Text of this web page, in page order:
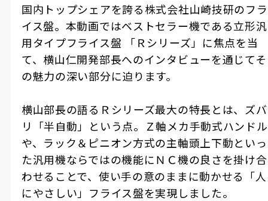
国内トップシェアを誇る株式会社山崎技研のフラ
イス盤。本動画ではベストセラー機である立形汎
用タイプフライス盤 「Ｒシリーズ」に焦点を当
て、横山仁開発部長へのインタビューを通じてそ
の魅力の深い部分に迫ります。
横山部長の語るＲシリーズ最大の特長とは、ズバ
リ「半自動」という点。Ｚ軸メカ手動式ハンドル
や、ラック＆ピニオン方式の主軸頭上下動といっ
た汎用機ならではの機能にＮＣ機の良さを掛け合
わせることで、使い手の意のままに動かせる「人
にやさしい」フライス盤を実現しました。